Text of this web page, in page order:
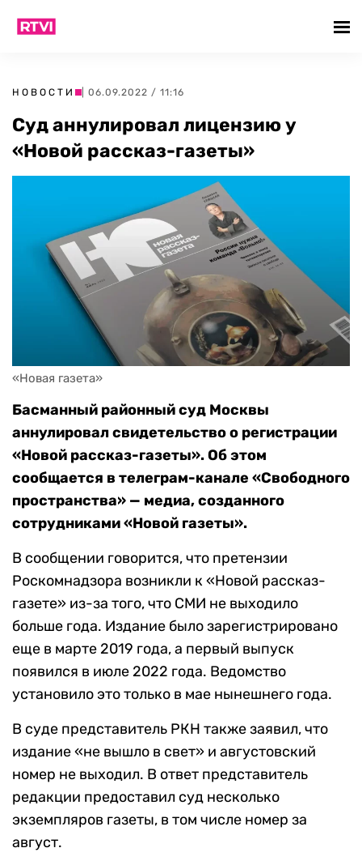
НОВОСТИ | 06.09.2022 / 11:16
Суд аннулировал лицензию у
«Новой рассказ-газеты»
«Новая газета»
Басманный районный суд Москвы
аннулировал свидетельство о регистрации
«Новой рассказ-газеты». Об этом
сообщается в телеграм-канале «Свободного
пространства» — медиа, созданного
сотрудниками «Новой газеты».
В сообщении говорится, что претензии
Роскомнадзора возникли к «Новой рассказ-
газете» из-за того, что СМИ не выходило
больше года. Издание было зарегистрировано
еще в марте 2019 года, а первый выпуск
появился в июле 2022 года. Ведомство
установило это только в мае нынешнего года.
В суде представитель РКН также заявил, что
издание «не вышло в свет» и августовский
номер не выходил. В ответ представитель
редакции предоставил суд несколько
экземпляров газеты, в том числе номер за
август.